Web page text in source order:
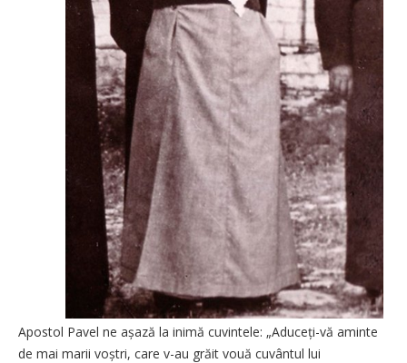
Apostol Pavel ne așază la inimă cuvintele: „Aduceți-vă aminte
de mai marii voștri, care v-au grăit vouă cuvântul lui